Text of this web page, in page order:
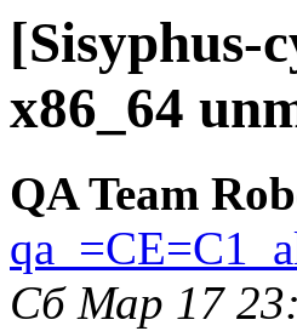
[Sisyphus-
x86_64
QA Team
Сб Мар 17